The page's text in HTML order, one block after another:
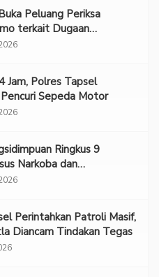
Peluang Periksa
terkait Dugaan
Jam, Polres Tapsel
Sepeda Motor
Ringkus 9
Narkoba dan
Perintahkan Patroli Masif,
Diancam Tindakan Tegas